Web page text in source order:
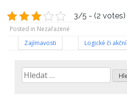
3/5 - (2 votes)
Posted in Nezařazené
Navigace
pro
příspěvek
Zajímavosti Logické či akční
Vyhledávání